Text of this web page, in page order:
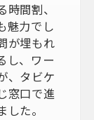
間割、
魅力でし
が埋もれ
し、ワー
、タビケ
窓口で進
た。